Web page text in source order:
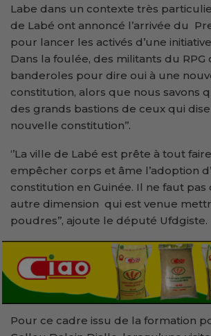
Labe dans un contexte très
de Labé ont annoncé l’arrivée du
pour lancer les activés d’une
Dans la foulée, des militants du
banderoles pour dire oui à une
constitution, alors que nous savons
des grands bastions de ceux qui
nouvelle constitution’’.
‘’La ville de Labé est prête à tout
empêcher corps et âme l’adoption
constitution en Guinée. Il ne faut
autre dimension qui est venue
poudres’’, ajoute le député Ufdgiste.
Pour ce cadre issu de la formation